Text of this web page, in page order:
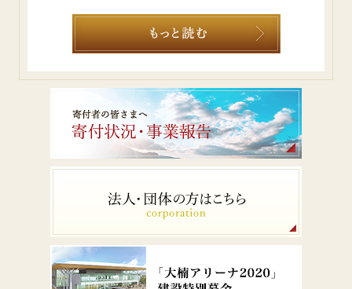
の全ての子供たちが幸せな未来に向かって有意義な時間
を過ごせることを願っています。学園関係者のみなさ